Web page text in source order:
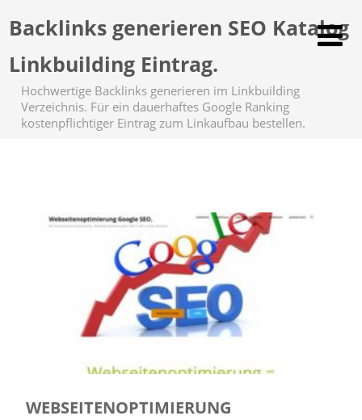
Backlinks generieren SEO Katalog
Linkbuilding Eintrag.
Hochwertige Backlinks generieren im Linkbuilding
Verzeichnis. Für ein dauerhaftes Google Ranking
kostenpflichtiger Eintrag zum Linkaufbau bestellen.
WEBSEITENOPTIMIERUNG